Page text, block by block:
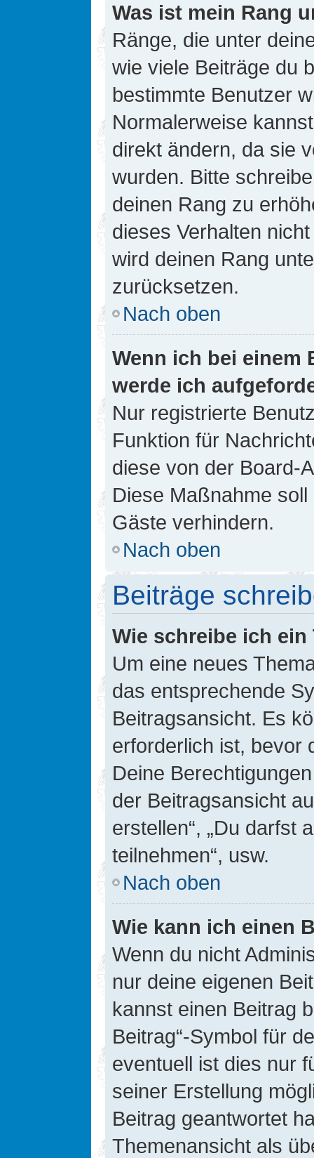
Was ist mein Rang
Ränge, die unter
wie viele Beiträge du
bestimmte Benutzer
Normalerweise
direkt ändern, da sie
wurden. Bitte
deinen Rang zu
dieses Verhalten
wird deinen Rang
zurücksetzen.
Nach oben
Wenn ich bei einem
werde ich
Nur registrierte
Funktion für
diese von der Board-
Diese Maßnahme
Gäste verhindern.
Nach oben
Beiträge
Wie schreibe ich ein
Um eine neues
das entsprechende
Beitragsansicht. Es
erforderlich ist, bevor
Deine
der Beitragsansicht
erstellen“, „Du darfst
teilnehmen“, usw.
Nach oben
Wie kann ich einen
Wenn du nicht
nur deine eigenen
kannst einen Beitrag
Beitrag“-Symbol für
eventuell ist dies nur
seiner Erstellung
Beitrag geantwortet
Themenansicht als